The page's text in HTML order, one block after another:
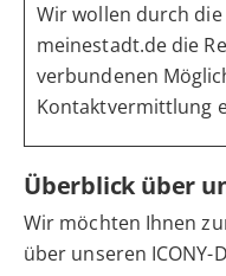
Wir wollen durch
meinestadt.de die
verbundenen
Kontaktvermittlung
Überblick über
Wir möchten Ihnen
über unseren ICONY-